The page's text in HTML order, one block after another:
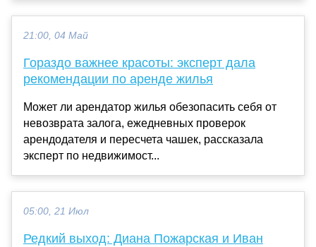
21:00, 04 Май
Гораздо важнее красоты: эксперт дала
рекомендации по аренде жилья
Может ли арендатор жилья обезопасить себя от
невозврата залога, ежедневных проверок
арендодателя и пересчета чашек, рассказала
эксперт по недвижимост...
05:00, 21 Июл
Редкий выход: Диана Пожарская и Иван